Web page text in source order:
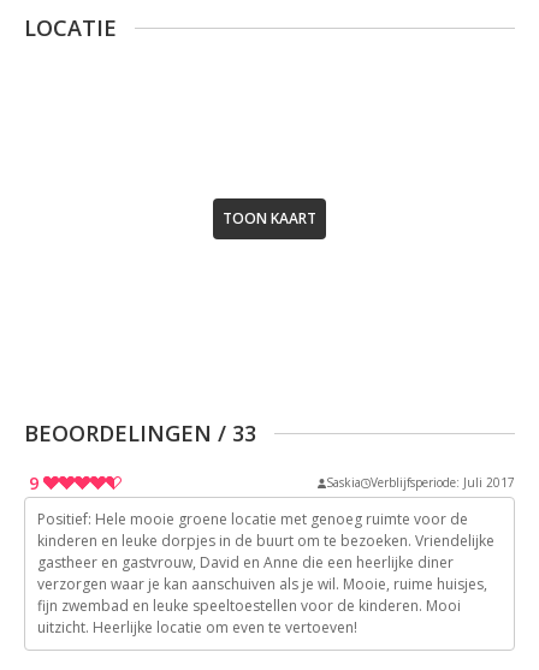
LOCATIE
TOON KAART
BEOORDELINGEN / 33
9
9
9
9
9
Saskia Verblijfsperiode: Juli 2017
Positief: Hele mooie groene locatie met genoeg ruimte voor de
kinderen en leuke dorpjes in de buurt om te bezoeken. Vriendelijke
gastheer en gastvrouw, David en Anne die een heerlijke diner
verzorgen waar je kan aanschuiven als je wil. Mooie, ruime huisjes,
fijn zwembad en leuke speeltoestellen voor de kinderen. Mooi
uitzicht. Heerlijke locatie om even te vertoeven!